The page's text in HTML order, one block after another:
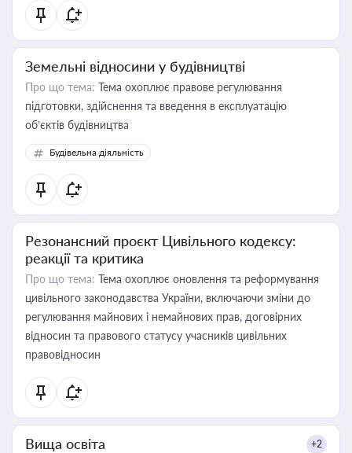
Земельні відносини у будівництві
Про що тема: Тема охоплює правове регулювання
підготовки, здійснення та введення в експлуатацію
об’єктів будівництва
Будівельна діяльність
Резонансний проєкт Цивільного кодексу:
реакції та критика
Про що тема: Тема охоплює оновлення та реформування
цивільного законодавства України, включаючи зміни до
регулювання майнових і немайнових прав, договірних
відносин та правового статусу учасників цивільних
правовідносин
Вища освіта +2